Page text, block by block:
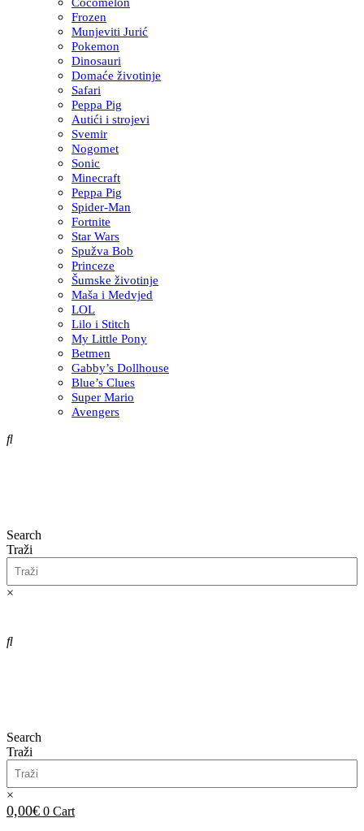
Frozen
Munjeviti Jurić
Pokemon
Dinosauri
Domaće životinje
Safari
Peppa Pig
Autići i strojevi
Svemir
Nogomet
Sonic
Minecraft
Peppa Pig
Spider-Man
Fortnite
Star Wars
Spužva Bob
Princeze
Šumske životinje
Maša i Medvjed
LOL
Lilo i Stitch
My Little Pony
Betmen
Gabby’s Dollhouse
Blue’s Clues
Super Mario
Avengers
Search
Traži
×
Search
Traži
×
0,00€ 0 Cart